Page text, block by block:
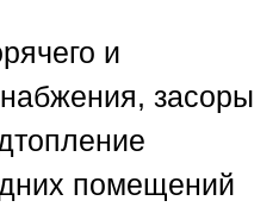
и
засоры
помещений